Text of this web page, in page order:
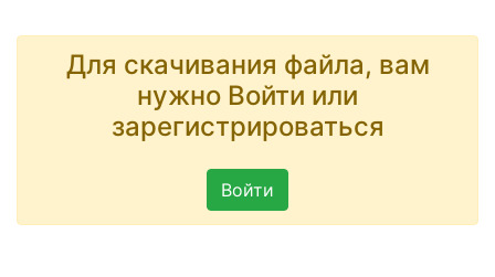
Для скачивания файла, вам
нужно Войти или
зарегистрироваться
Войти